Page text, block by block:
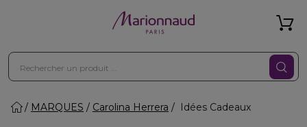
MARQUES Carolina Herrera Idées Cadeaux